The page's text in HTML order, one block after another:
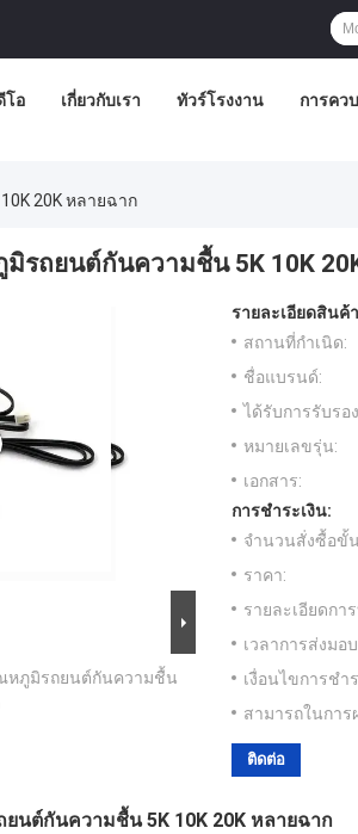
โอ เกี่ยวกับเรา ทัวร์โรงงาน การคว
20K หลายฉาก
รถยนต์กันความชื้น 5K 10K
หภูมิรถยนต์กันความชื้น
รายละเอียดสินค้
สถานที่กำเนิด:
ชื่อแบรนด์:
ได้รับการรับรอ
หมายเลขรุ่น:
เอกสาร:
การชำระเงิน:
จำนวนสั่งซื้อขั้
ราคา:
รายละเอียดกา
เวลาการส่งมอ
เงื่อนไขการชำ
สามารถในการ
ติดต่อ
นต์กันความชื้น 5K 10K 20K หลายฉาก